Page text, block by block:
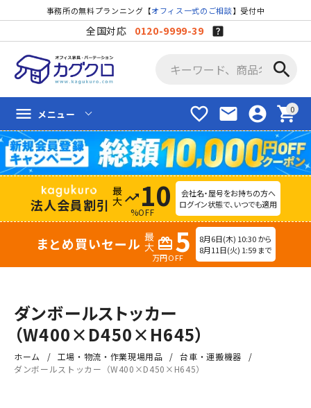
事務所の無料プランニング【オフィス一式のご相談】受付中
全国対応 0120-9999-39
search
favorite_border mail account_circle shopping_cart
menu メニュー
法人会員割引 trending_up 10
%OFF
会社名・屋号をお持ちの方へ
ログイン状態で、いつでも適用
まとめ買いセール redeem 5
万円OFF
8月6日(木) 10:30 から
8月11日(火) 1:59 まで
ダンボールストッカー
（W400×D450×H645）
ホーム 工場・物流・作業現場用品
台車・運搬機器
ダンボールストッカー（W400×D450×H645）